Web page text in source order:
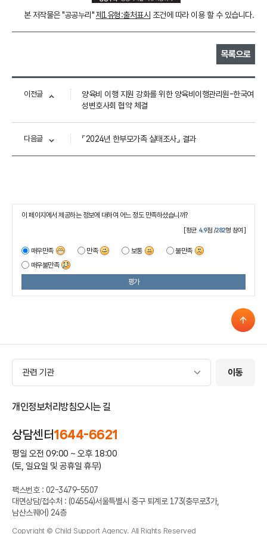
본 저작물은 "공공누리"제1유형:출처표시 조건에 따라 이용 할 수 있습니다.
목록으로
이전글
양육비 이행 지원 강화를 위한 양육비이행관리원-한국여
성변호사회 협약 체결
다음글 ⌜2024년 한부모가족 실태조사⌟ 결과
이 페이지에서 제공하는 정보에 대하여 어느 정도 만족하셨습니까?
[평균 4.9점 /282명 참여]
매우만족 만족 보통
불만족
매우불만족
평가
관련 기관
관련 기관 이동
개인정보처리방침오시는 길
상담센터1644-6621
평일 오전 09:00 ~ 오후 18:00
(토, 일요일 및 공휴일 휴무)
대면상담/접수처 : (04554)서울특별시 중구 퇴계로 173(충무로3가,
남산스퀘어) 24층
팩스번호 : 02-3479-5507
Copyright © Child Support Agency. All Rights Reserved